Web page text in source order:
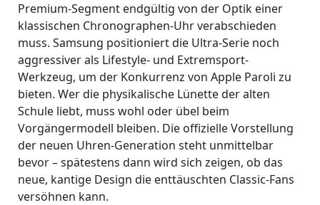
Premium-Segment endgültig von der Optik einer
klassischen Chronographen-Uhr verabschieden
muss. Samsung positioniert die Ultra-Serie noch
aggressiver als Lifestyle- und Extremsport-
Werkzeug, um der Konkurrenz von Apple Paroli zu
bieten. Wer die physikalische Lünette der alten
Schule liebt, muss wohl oder übel beim
Vorgängermodell bleiben. Die offizielle Vorstellung
der neuen Uhren-Generation steht unmittelbar
bevor – spätestens dann wird sich zeigen, ob das
neue, kantige Design die enttäuschten Classic-Fans
versöhnen kann.